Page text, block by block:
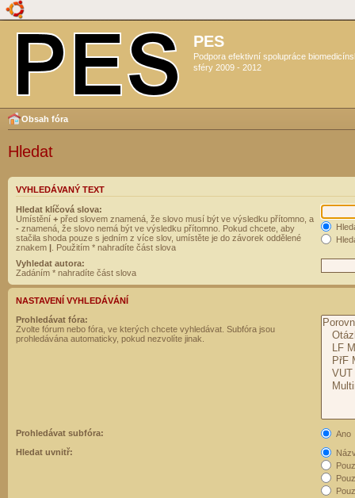
PES
Podpora efektivní spolupráce
sféry 2009 - 2012
Obsah fóra
Hledat
VYHLEDÁVANÝ TEXT
Hledat klíčová slova:
Umístění + před slovem znamená, že slovo musí být ve výsledku přítomno, a
- znamená, že slovo nemá být ve výsledku přítomno. Pokud chcete, aby
stačila shoda pouze s jedním z více slov, umístěte je do závorek oddělené
znakem | . Použitím * nahradíte část slova
Vyhledat autora:
Zadáním * nahradíte část slova
NASTAVENÍ VYHLEDÁVÁNÍ
Prohledávat fóra:
Zvolte fórum nebo fóra, ve kterých chcete vyhledávat. Subfóra jsou
prohledávána automaticky, pokud nezvolíte jinak.
Prohledávat subfóra:
Ano
Hledat uvnitř: